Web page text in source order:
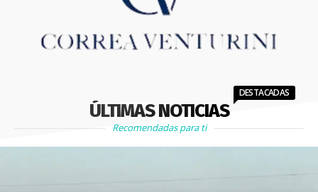
ÚLTIMAS NOTICIAS
DESTACADAS
Recomendadas para ti